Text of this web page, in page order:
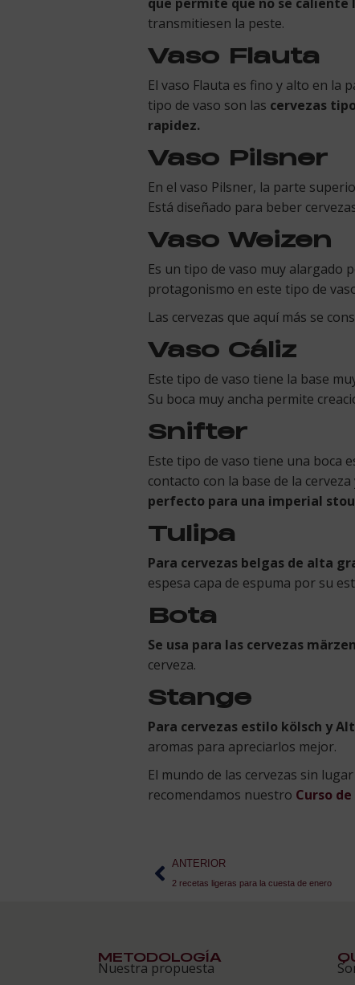
transmitiesen la peste.
Vaso Flauta
El vaso Flauta es fino y alto en la
tipo de vaso son las cervezas
rapidez.
Vaso Pilsner
En el vaso Pilsner, la parte
Está diseñado para beber
Vaso Weizen
Es un tipo de vaso muy alargado
protagonismo en este tipo de
Las cervezas que aquí más se
Vaso Cáliz
Este tipo de vaso tiene la base
Su boca muy ancha permite
Snifter
Este tipo de vaso tiene una boca
contacto con la base de la
perfecto para una imperial
Tulipa
Para cervezas belgas de alta
espesa capa de espuma por su
Bota
Se usa para las cervezas
cerveza.
Stange
Para cervezas estilo kölsch y
aromas para apreciarlos mejor.
El mundo de las cervezas sin
recomendamos nuestro Curso
ANTERIOR
2 recetas ligeras para la cuesta de enero
METODOLOGÍA
Nuestra propuesta